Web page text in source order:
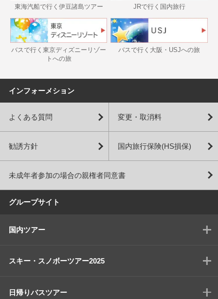
東海汽船で行く伊豆諸島ツアー JRで行く国内旅行
バスで行く東京ディズニーリゾー
トへの旅
バスで行く大阪・USJへの旅
インフォーメション
よくある質問 変更・取消料
勧誘方針 国内旅行保険(HS損保)
未成年者参加の場合の親権者同意書
グループサイト
国内ツアー
スキー・スノボーツアー2025
日帰りバスツアー